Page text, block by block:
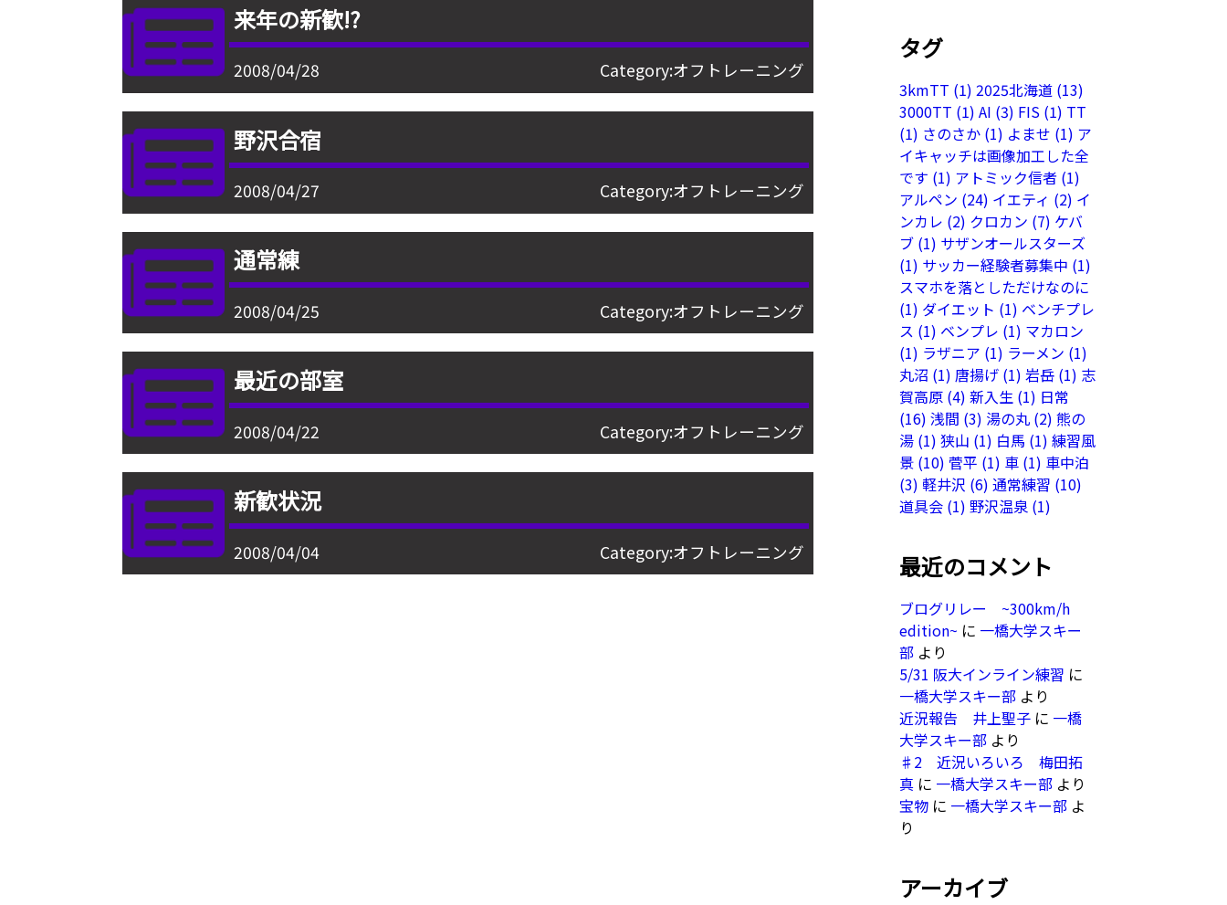
来年の新歓!?
2008/04/28 Category:オフトレーニング
野沢合宿
2008/04/27 Category:オフトレーニング
通常練
2008/04/25 Category:オフトレーニング
最近の部室
2008/04/22 Category:オフトレーニング
新歓状況
2008/04/04 Category:オフトレーニング
タグ
3kmTT (1) 2025北海道(13)
3000TT (1) AI (3) FIS(1) TT
(1) さのさか(1) よませ (1) ア
イキャッチは画像加工した全
です (1) アトミック信者(1)
アルペン (24) イエティ (2) イ
ンカレ (2) クロカン (7) ケバ
ブ(1) サザンオールスターズ
(1) サッカー経験者募集中 (1)
スマホを落としただけなのに
(1) ダイエット (1) ベンチプレ
ス (1) ベンプレ (1) マカロン
(1) ラザニア (1) ラーメン (1)
丸沼 (1) 唐揚げ(1) 岩岳(1) 志
賀高原(4) 新入生(1) 日常
(16) 浅間 (3) 湯の丸(2) 熊の
湯(1) 狭山 (1) 白馬 (1) 練習風
景(10) 菅平 (1) 車(1) 車中泊
(3) 軽井沢 (6) 通常練習 (10)
道具会(1) 野沢温泉(1)
最近のコメント
ブログリレー ~300km/h
edition~ に 一橋大学スキー
部より
5/31 阪大インライン練習 に
一橋大学スキー部より
近況報告 井上聖子に 一橋
大学スキー部より
♯2 近況いろいろ 梅田拓
真に 一橋大学スキー部より
宝物に 一橋大学スキー部よ
り
アーカイブ